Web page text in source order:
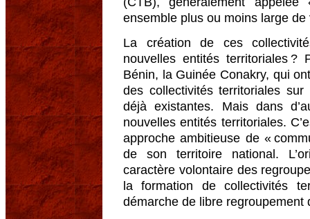
ensemble plus ou moins large de
La création de ces
nouvelles entités territoriales
Bénin, la Guinée Conakry, qui
des collectivités territoriales sur
déjà existantes. Mais dans
nouvelles entités territoriales.
approche ambitieuse de «
de son territoire national.
caractère volontaire des
la formation de collectivités
démarche de libre regroupement